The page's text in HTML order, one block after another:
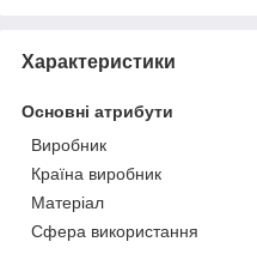
Характеристики
Основні атрибути
Виробник
Країна виробник
Матеріал
Сфера використання